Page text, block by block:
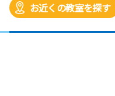
お近くの教室を探す